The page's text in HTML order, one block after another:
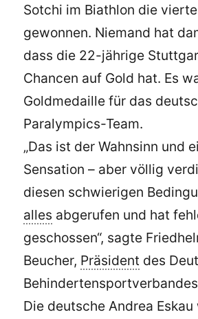
Sotchi im Biathlon die
gewonnen. Niemand hat
dass die 22-jährige
Chancen auf Gold hat. Es
Goldmedaille für das
Paralympics-Team.
„Das ist der Wahnsinn und
Sensation – aber völlig
diesen schwierigen
alles abgerufen und hat
geschossen“, sagte
Beucher, Präsident des
Die deutsche Andrea Eskau